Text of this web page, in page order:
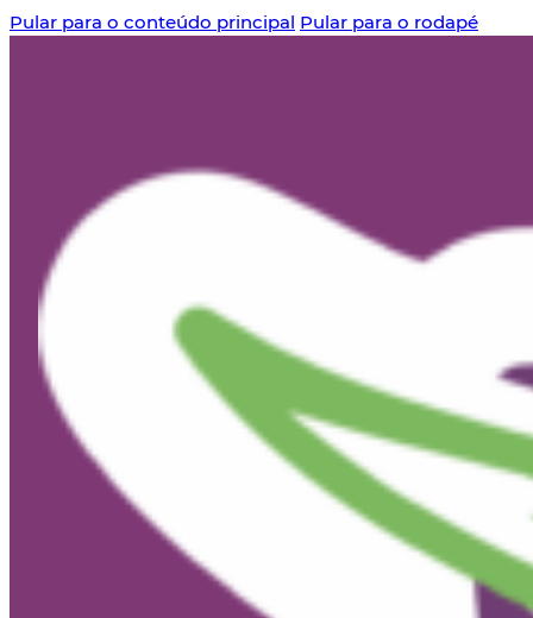
Pular para o conteúdo principal Pular para o rodapé